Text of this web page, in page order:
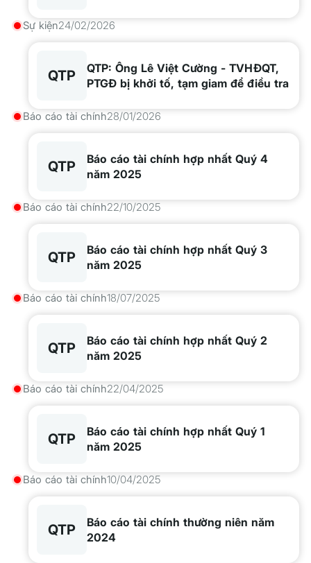
Sự kiện24/02/2026
QTP
QTP: Ông Lê Việt Cường - TVHĐQT,
PTGĐ bị khởi tố, tạm giam để điều tra
Báo cáo tài chính28/01/2026
QTP
Báo cáo tài chính hợp nhất Quý 4
năm 2025
Báo cáo tài chính22/10/2025
QTP
Báo cáo tài chính hợp nhất Quý 3
năm 2025
Báo cáo tài chính18/07/2025
QTP
Báo cáo tài chính hợp nhất Quý 2
năm 2025
Báo cáo tài chính22/04/2025
QTP
Báo cáo tài chính hợp nhất Quý 1
năm 2025
Báo cáo tài chính10/04/2025
QTP
Báo cáo tài chính thường niên năm
2024